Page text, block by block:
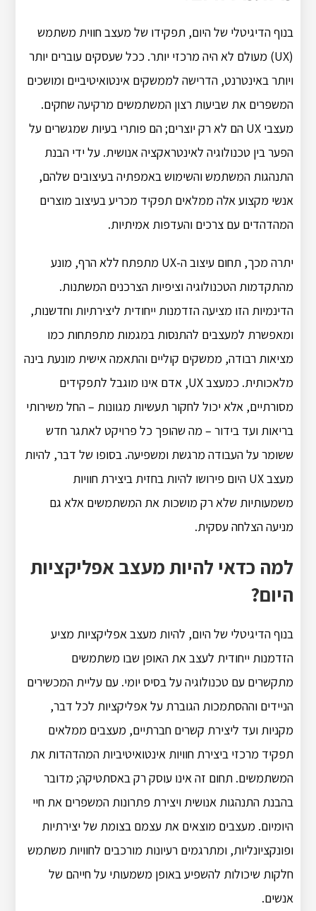
בנוף הדיגיטלי של היום, תפקידו של מעצב חווית משתמש
(UX) מעולם לא היה מרכזי יותר. ככל שעסקים עוברים יותר
ויותר באינטרנט, הדרישה לממשקים אינטואיטיביים ומושכים
המשפרים את שביעות רצון המשתמשים מרקיעה שחקים.
מעצבי UX הם לא רק יוצרים; הם פותרי בעיות שמגשרים על
הפער בין טכנולוגיה לאינטראקציה אנושית. על ידי הבנת
התנהגות המשתמש והשימוש באמפתיה בעיצובים שלהם,
אנשי מקצוע אלה ממלאים תפקיד מכריע בעיצוב מוצרים
המהדהדים עם צרכים והעדפות אמיתיות.
יתרה מכך, תחום עיצוב ה-UX מתפתח ללא הרף, מונע
מהתקדמות הטכנולוגיה וציפיות הצרכנים המשתנות.
הדינמיות הזו מציעה הזדמנות ייחודית ליצירתיות וחדשנות,
ומאפשרת למעצבים להתנסות במגמות מתפתחות כמו
מציאות רבודה, ממשקים קוליים והתאמה אישית מונעת בינה
מלאכותית. כמעצב UX, אדם אינו מוגבל לתפקידים
מסורתיים, אלא יכול לחקור תעשיות מגוונות – החל משירותי
בריאות ועד בידור – מה שהופך כל פרויקט לאתגר חדש
ששומר על העבודה מרגשת ומשפיעה. בסופו של דבר, להיות
מעצב UX היום פירושו להיות בחזית ביצירת חוויות
משמעותיות שלא רק מושכות את המשתמשים אלא גם
מניעה הצלחה עסקית.
למה כדאי להיות מעצב אפליקציות
היום?
בנוף הדיגיטלי של היום, להיות מעצב אפליקציות מציע
הזדמנות ייחודית לעצב את האופן שבו משתמשים
מתקשרים עם טכנולוגיה על בסיס יומי. עם עליית המכשירים
הניידים וההסתמכות הגוברת על אפליקציות לכל דבר,
מקניות ועד ליצירת קשרים חברתיים, מעצבים ממלאים
תפקיד מרכזי ביצירת חוויות אינטואיטיביות המהדהדות את
המשתמשים. תחום זה אינו עוסק רק באסתטיקה; מדובר
בהבנת התנהגות אנושית ויצירת פתרונות המשפרים את חיי
היומיום. מעצבים מוצאים את עצמם בצומת של יצירתיות
ופונקציונליות, ומתרגמים רעיונות מורכבים לחוויות משתמש
חלקות שיכולות להשפיע באופן משמעותי על חייהם של
אנשים.